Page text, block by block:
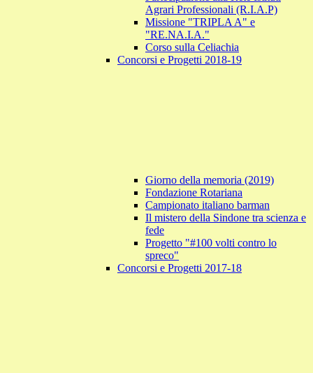
Agrari Professionali (R.I.A.P)
Missione "TRIPLA A" e
"RE.NA.I.A."
Corso sulla Celiachia
Concorsi e Progetti 2018-19
Giorno della memoria (2019)
Fondazione Rotariana
Campionato italiano barman
Il mistero della Sindone tra scienza e
fede
Progetto "#100 volti contro lo
spreco"
Concorsi e Progetti 2017-18